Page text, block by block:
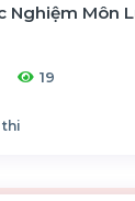
Nghiệm Môn
19
thi